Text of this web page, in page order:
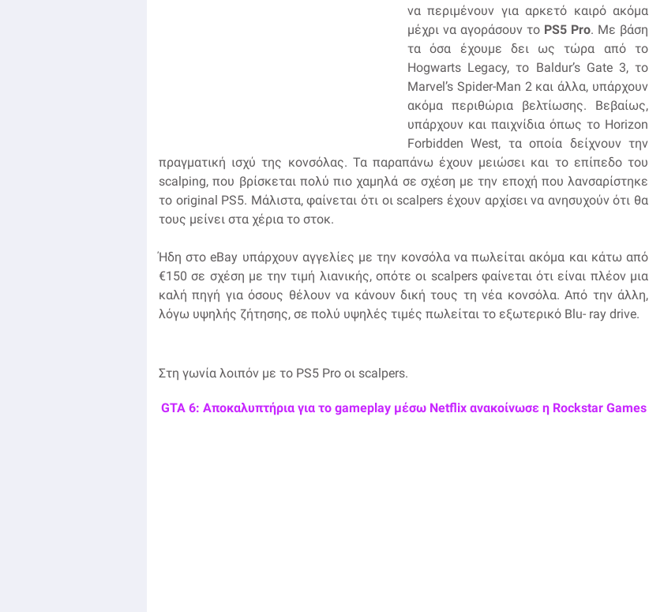
να περιμένουν για αρκετό καιρό ακόμα
μέχρι να αγοράσουν το PS5 Pro. Με βάση
τα όσα έχουμε δει ως τώρα από το
Hogwarts Legacy, το Baldur’s Gate 3, το
Marvel’s Spider-Man 2 και άλλα, υπάρχουν
ακόμα περιθώρια βελτίωσης. Βεβαίως,
υπάρχουν και παιχνίδια όπως το Horizon
Forbidden West, τα οποία δείχνουν την
πραγματική ισχύ της κονσόλας. Τα παραπάνω έχουν μειώσει και το επίπεδο του
scalping, που βρίσκεται πολύ πιο χαμηλά σε σχέση με την εποχή που λανσαρίστηκε
το original PS5. Μάλιστα, φαίνεται ότι οι scalpers έχουν αρχίσει να ανησυχούν ότι θα
τους μείνει στα χέρια το στοκ.
Ήδη στο eBay υπάρχουν αγγελίες με την κονσόλα να πωλείται ακόμα και κάτω από
€150 σε σχέση με την τιμή λιανικής, οπότε οι scalpers φαίνεται ότι είναι πλέον μια
καλή πηγή για όσους θέλουν να κάνουν δική τους τη νέα κονσόλα. Από την άλλη,
λόγω υψηλής ζήτησης, σε πολύ υψηλές τιμές πωλείται το εξωτερικό Blu- ray drive.
Στη γωνία λοιπόν με το PS5 Pro οι scalpers.
GTA 6: Αποκαλυπτήρια για το gameplay μέσω Netflix ανακοίνωσε η Rockstar Games